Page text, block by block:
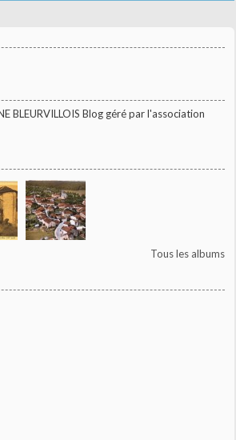
BLEURVILLOIS Blog géré par l'association
Tous les albums